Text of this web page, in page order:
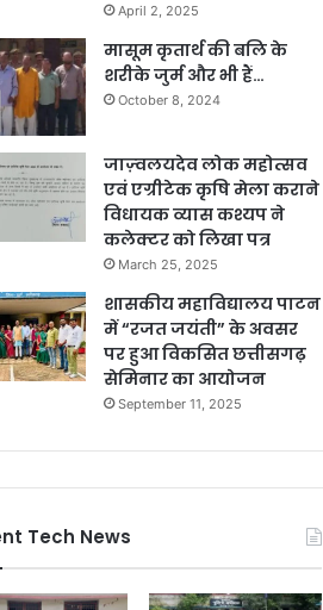
April 2, 2025
मासूम कृतार्थ की बलि के
शरीके जुर्म और भी हैं…
October 8, 2024
जाज़्वलयदेव लोक महोत्सव
एवं एग्रीटेक कृषि मेला कराने
विधायक व्यास कश्यप ने
कलेक्टर को लिखा पत्र
March 25, 2025
शासकीय महाविद्यालय पाटन
में “रजत जयंती” के अवसर
पर हुआ विकसित छत्तीसगढ़
सेमिनार का आयोजन
September 11, 2025
Tech News